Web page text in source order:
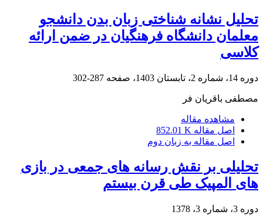
تحلیل نشانه شناختی زبان بدن دانشجو
معلمان دانشگاه فرهنگیان در ضمن ارائه
کلاسی
دوره 14، شماره 2، تابستان 1403، صفحه 287-302
مصطفی باقریان فر
مشاهده مقاله
اصل مقاله 852.01 K
اصل مقاله به زبان دوم
تحلیلی بر نقش رسانه های جمعی در بازی
های المپیک طی قرن بیستم
دوره 3، شماره 3، 1378